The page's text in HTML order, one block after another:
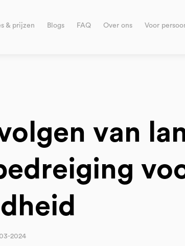
& prijzen Blogs FAQ Over ons Voor
van
2024